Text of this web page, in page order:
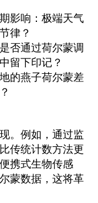
影响：极端天气
律？
否通过荷尔蒙调
留下印记？
的燕子荷尔蒙差
。例如，通过监
传统计数方法更
携式生物传感
蒙数据，这将革